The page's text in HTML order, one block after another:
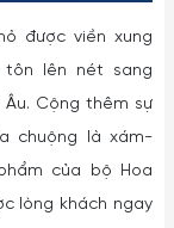
được viền xung
tôn lên nét sang
Cộng thêm sự
chuộng là xám-
của bộ Hoa
lòng khách ngay